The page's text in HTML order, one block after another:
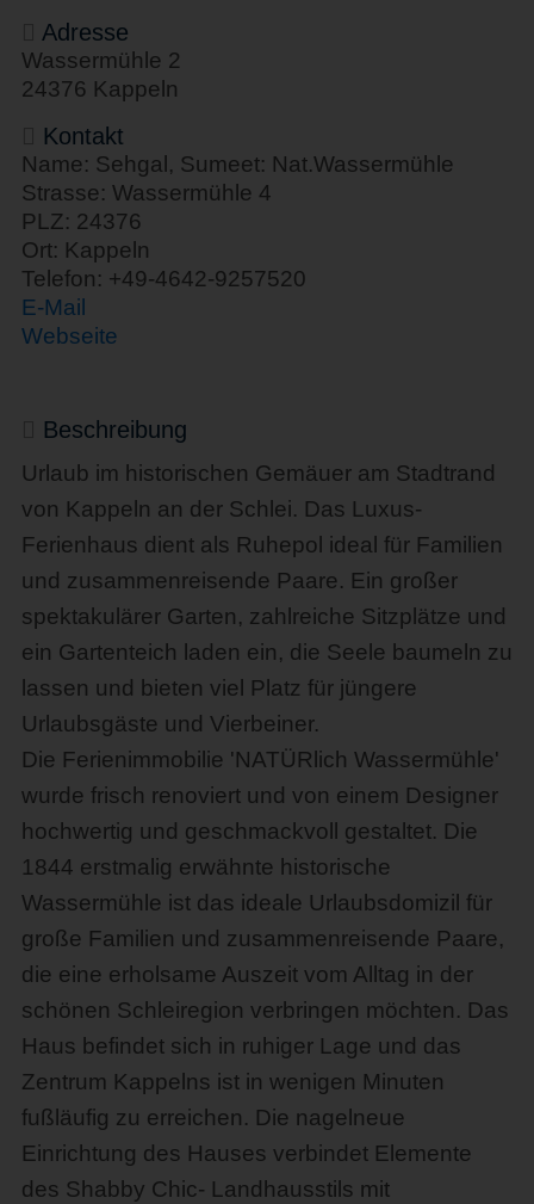
Adresse
Wassermühle 2
24376 Kappeln
Kontakt
Name: Sehgal, Sumeet: Nat.Wassermühle
Strasse: Wassermühle 4
PLZ: 24376
Ort: Kappeln
Telefon: +49-4642-9257520
E-Mail
Webseite
Beschreibung
Urlaub im historischen Gemäuer am Stadtrand
von Kappeln an der Schlei. Das Luxus-
Ferienhaus dient als Ruhepol ideal für Familien
und zusammenreisende Paare. Ein großer
spektakulärer Garten, zahlreiche Sitzplätze und
ein Gartenteich laden ein, die Seele baumeln zu
lassen und bieten viel Platz für jüngere
Urlaubsgäste und Vierbeiner.
Die Ferienimmobilie 'NATÜRlich Wassermühle'
wurde frisch renoviert und von einem Designer
hochwertig und geschmackvoll gestaltet. Die
1844 erstmalig erwähnte historische
Wassermühle ist das ideale Urlaubsdomizil für
große Familien und zusammenreisende Paare,
die eine erholsame Auszeit vom Alltag in der
schönen Schleiregion verbringen möchten. Das
Haus befindet sich in ruhiger Lage und das
Zentrum Kappelns ist in wenigen Minuten
fußläufig zu erreichen. Die nagelneue
Einrichtung des Hauses verbindet Elemente
des Shabby Chic- Landhausstils mit